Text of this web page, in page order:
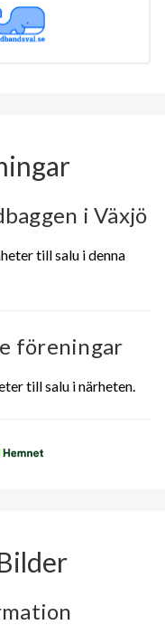
i Växjö
till salu i denna
föreningar
till salu i närheten.